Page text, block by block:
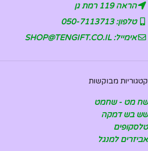
הראה 119 רמת גן
טלפון: 050-7113713
אימייל: SHOP@TENGIFT.CO.IL
קטגוריות מבוקשות
שח מט - שחמט
שש בש דמקה
טלסקופים
אביזרים למנגל